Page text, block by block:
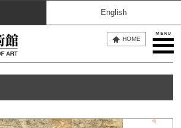
MENU
HOME
English